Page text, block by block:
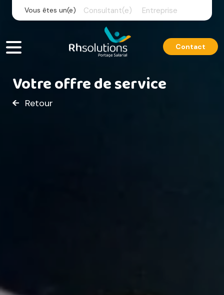
Vous êtes un(e) Consultant(e) Entreprise
Contact
Votre offre de service
Retour